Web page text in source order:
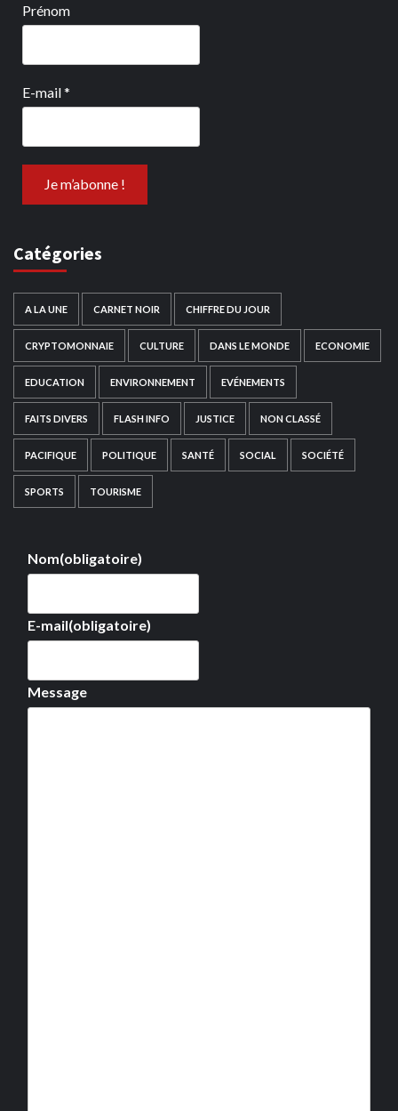
Prénom
E-mail*
Catégories
A LA UNE CARNET NOIR CHIFFRE DU JOUR
CRYPTOMONNAIE CULTURE DANS LE MONDE ECONOMIE
EDUCATION ENVIRONNEMENT EVÉNEMENTS
FAITS DIVERS FLASH INFO JUSTICE NON CLASSÉ
PACIFIQUE POLITIQUE SANTÉ SOCIAL SOCIÉTÉ
SPORTS TOURISME
Nom(obligatoire)
E-mail(obligatoire)
Message